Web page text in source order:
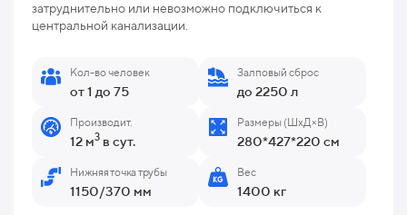
затруднительно или невозможно подключиться к
центральной канализации.
Кол-во человек
от 1 до 75
Залповый сброс
до 2250 л
Производит.
12 м3 в сут.
Размеры (ШхД×В)
280*427*220 см
Нижняя точка трубы
1150/370 мм
Вес
1400 кг